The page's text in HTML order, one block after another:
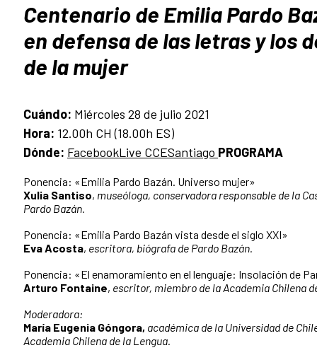
Centenario de Emilia Pardo
en defensa de las letras y los
de la mujer
Cuándo: Miércoles 28 de julio 2021
Hora: 12.00h CH (18.00h ES)
Dónde: FacebookLive CCESantiago PROGRAMA
Ponencia: «Emilia Pardo Bazán. Universo mujer»
Xulia Santiso, museóloga, conservadora responsable de la
Pardo Bazán.
Ponencia: «Emilia Pardo Bazán vista desde el siglo XXI»
Eva Acosta, escritora, biógrafa de Pardo Bazán.
Ponencia: «El enamoramiento en el lenguaje: Insolación de
Arturo Fontaine, escritor, miembro de la Academia Chilena
Moderadora:
María Eugenia Góngora, académica de la Universidad de
Academia Chilena de la Lengua.